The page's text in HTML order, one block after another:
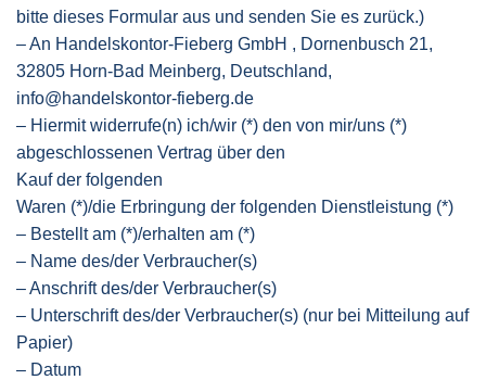
bitte dieses Formular aus und senden Sie es zurück.)
– An Handelskontor-Fieberg GmbH , Dornenbusch 21,
32805 Horn-Bad Meinberg, Deutschland,
info@handelskontor-fieberg.de
– Hiermit widerrufe(n) ich/wir (*) den von mir/uns (*)
abgeschlossenen Vertrag über den
Kauf der folgenden
Waren (*)/die Erbringung der folgenden Dienstleistung (*)
– Bestellt am (*)/erhalten am (*)
– Name des/der Verbraucher(s)
– Anschrift des/der Verbraucher(s)
– Unterschrift des/der Verbraucher(s) (nur bei Mitteilung auf
Papier)
– Datum